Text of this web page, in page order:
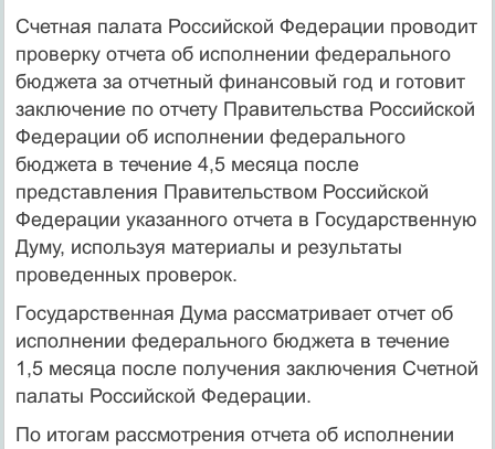
Счетная палата Российской Федерации проводит
проверку отчета об исполнении федерального
бюджета за отчетный финансовый год и готовит
заключение по отчету Правительства Российской
Федерации об исполнении федерального
бюджета в течение 4,5 месяца после
представления Правительством Российской
Федерации указанного отчета в Государственную
Думу, используя материалы и результаты
проведенных проверок.
Государственная Дума рассматривает отчет об
исполнении федерального бюджета в течение
1,5 месяца после получения заключения Счетной
палаты Российской Федерации.
По итогам рассмотрения отчета об исполнении